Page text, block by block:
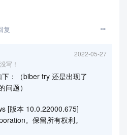
复
2022-05-27
写！
：（biber try 还是出现了
问题）
[版本 10.0.22000.675]
。保留所有权利。